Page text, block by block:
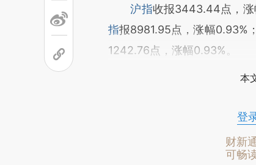
沪指收报3443.44点，涨
指报8981.95点，涨幅0.93%；
1242.76点，涨幅0.93%。
本
登
财新
可畅